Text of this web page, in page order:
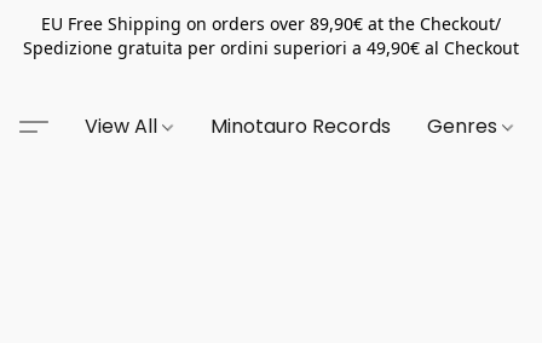
EU Free Shipping on orders over 89,90€ at the Checkout/
Spedizione gratuita per ordini superiori a 49,90€ al Checkout
View All Minotauro Records Genres